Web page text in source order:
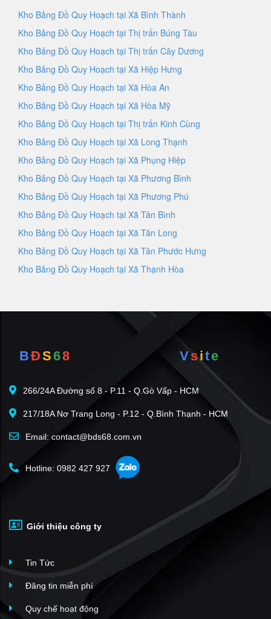
Kho Bảng Đồ Quy Hoạch tại Xã Bình Thành
Kho Bảng Đồ Quy Hoạch tại Thị trấn Búng Tàu
Kho Bảng Đồ Quy Hoạch tại Thị trấn Cây Dương
Kho Bảng Đồ Quy Hoạch tại Xã Hiệp Hưng
Kho Bảng Đồ Quy Hoạch tại Xã Hòa An
Kho Bảng Đồ Quy Hoạch tại Xã Hòa Mỹ
Kho Bảng Đồ Quy Hoạch tại Thị trấn Kinh Cùng
Kho Bảng Đồ Quy Hoạch tại Xã Long Thạnh
Kho Bảng Đồ Quy Hoạch tại Xã Phụng Hiệp
Kho Bảng Đồ Quy Hoạch tại Xã Phương Bình
Kho Bảng Đồ Quy Hoạch tại Xã Phương Phú
Kho Bảng Đồ Quy Hoạch tại Xã Tân Bình
Kho Bảng Đồ Quy Hoạch tại Xã Tân Long
Kho Bảng Đồ Quy Hoạch tại Xã Tân Phước Hưng
Kho Bảng Đồ Quy Hoạch tại Xã Thạnh Hòa
BĐS68 Vsite
266/24A Đường số 8 - P.11 - Q.Gò Vấp - HCM
217/18A Nơ Trang Long - P.12 - Q.Bình Thạnh - HCM
Email: contact@bds68.com.vn
Hotline: 0982 427 927
Giới thiệu công ty
Tin Tức
Đăng tin miễn phí
Quy chế hoạt động